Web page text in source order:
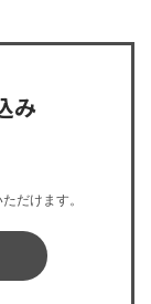
み
だけます。